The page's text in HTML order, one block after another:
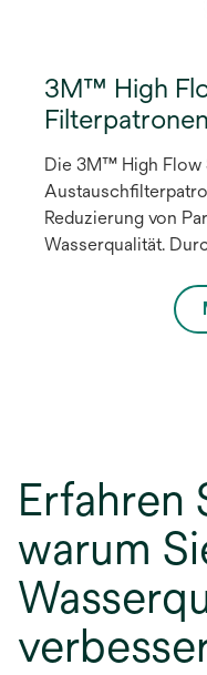
3M™ High
Filterpatronen
Die 3M™ High Flow
Reduzierung von
Wasserqualität.
sich
Filterschlüssel
Erfahren
warum